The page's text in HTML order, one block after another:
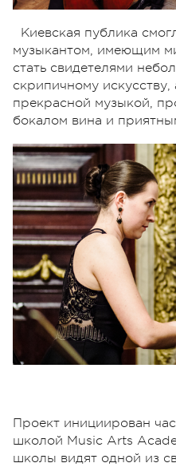
Киевская публика
музыкантом, имеющим
стать свидетелями
скрипичному
прекрасной музыкой,
бокалом вина и
Проект инициирован
школой Music Arts
школы видят одной из